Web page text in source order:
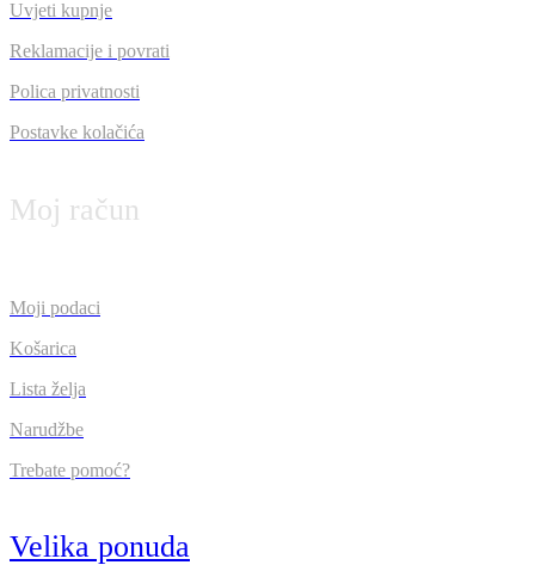
Uvjeti kupnje
Reklamacije i povrati
Polica privatnosti
Postavke kolačića
Moj račun
Moji podaci
Košarica
Lista želja
Narudžbe
Trebate pomoć?
Velika ponuda